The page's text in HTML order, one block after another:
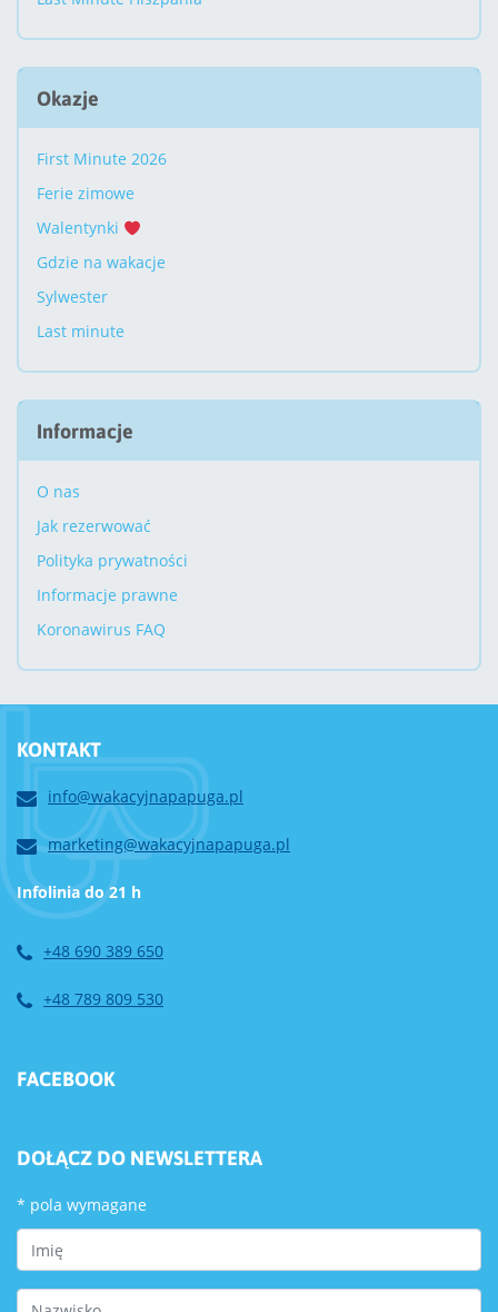
Okazje
First Minute 2026
Ferie zimowe
Walentynki
Gdzie na wakacje
Sylwester
Last minute
Informacje
O nas
Jak rezerwować
Polityka prywatności
Informacje prawne
Koronawirus FAQ
KONTAKT
info@wakacyjnapapuga.pl
marketing@wakacyjnapapuga.pl
Infolinia do 21 h
+48 690 389 650
+48 789 809 530
FACEBOOK
DOŁĄCZ DO NEWSLETTERA
* pola wymagane
First Name
Last Name